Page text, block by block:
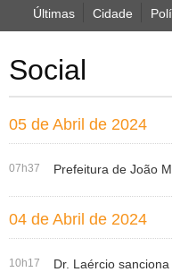
Últimas Cidade
Social
05 de Abril de 2024
07h37 Prefeitura de João
04 de Abril de 2024
10h17
Dr. Laércio